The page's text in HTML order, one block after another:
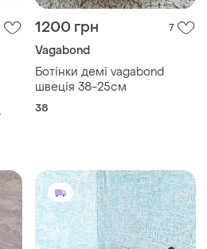
1200 грн 7
Vagabond
Ботінки демі vagabond
швеція 38-25см
38